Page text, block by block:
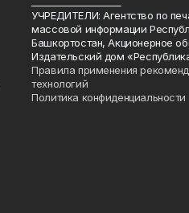
УЧРЕДИТЕЛИ: Агентство по
массовой информации
Башкортостан, Акционерное
Издательский дом
Правила применения
технологий
Политика конфиденциальности